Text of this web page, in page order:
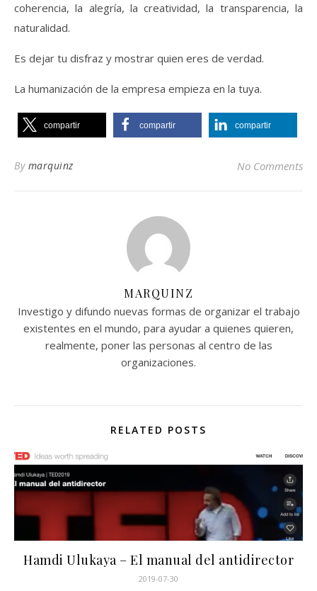
coherencia, la alegría, la creatividad, la transparencia, la
naturalidad.
Es dejar tu disfraz y mostrar quien eres de verdad.
La humanización de la empresa empieza en la tuya.
compartir compartir compartir
By marquinz No Comments
MARQUINZ
Investigo y difundo nuevas formas de organizar el trabajo
existentes en el mundo, para ayudar a quienes quieren,
realmente, poner las personas al centro de las
organizaciones.
RELATED POSTS
Hamdi Ulukaya – El manual del antidirector
2019-07-30